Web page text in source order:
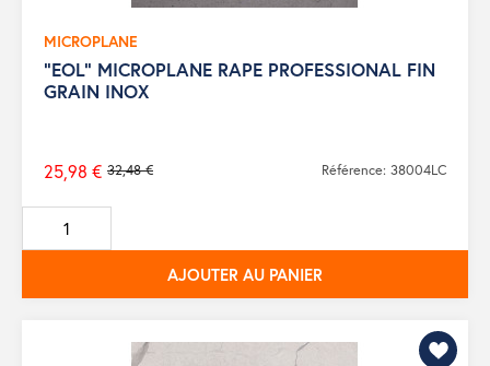
MICROPLANE
"EOL" MICROPLANE RAPE PROFESSIONAL FIN
GRAIN INOX
Prix
de
base
32,48 €
25,98 € Référence: 38004LC
AJOUTER AU PANIER